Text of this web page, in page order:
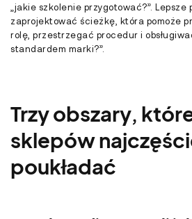
„jakie szkolenie przygotować?”. Lepsze
zaprojektować ścieżkę, która pomoże
rolę, przestrzegać procedur i
standardem marki?”.
Trzy obszary,
sklepów
poukładać